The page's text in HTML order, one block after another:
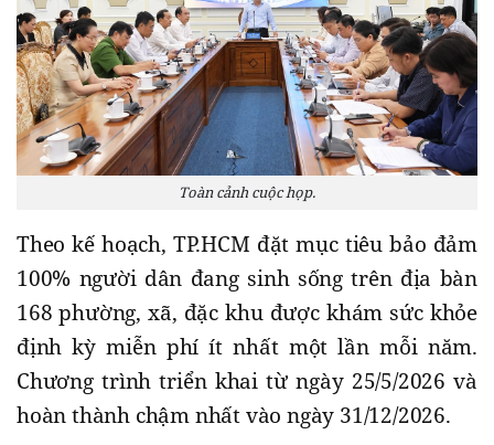
Toàn cảnh cuộc họp.
Theo kế hoạch, TP.HCM đặt mục tiêu bảo đảm
100% người dân đang sinh sống trên địa bàn
168 phường, xã, đặc khu được khám sức khỏe
định kỳ miễn phí ít nhất một lần mỗi năm.
Chương trình triển khai từ ngày 25/5/2026 và
hoàn thành chậm nhất vào ngày 31/12/2026.